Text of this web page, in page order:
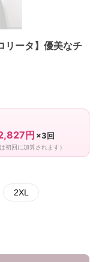
リータ】優美なチ
円 ×3回
初回に加算されます）
2XL